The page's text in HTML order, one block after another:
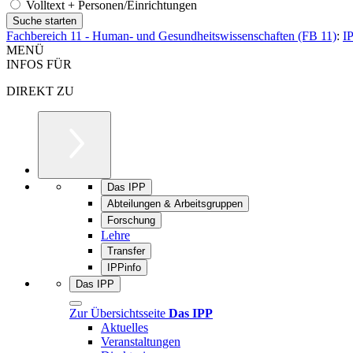
Volltext + Personen/Einrichtungen
Fachbereich 11 - Human- und Gesundheitswissenschaften (FB 11):
MENÜ
INFOS FÜR
DIREKT ZU
Das IPP
Abteilungen & Arbeitsgruppen
Forschung
Lehre
Transfer
IPPinfo
Das IPP
Zur Übersichtsseite Das IPP
Aktuelles
Veranstaltungen